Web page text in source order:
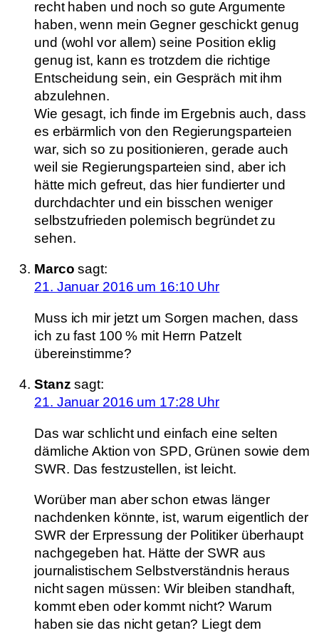
recht haben und noch so gute Argumente
haben, wenn mein Gegner geschickt genug
und (wohl vor allem) seine Position eklig
genug ist, kann es trotzdem die richtige
Entscheidung sein, ein Gespräch mit ihm
abzulehnen.
Wie gesagt, ich finde im Ergebnis auch, dass
es erbärmlich von den Regierungsparteien
war, sich so zu positionieren, gerade auch
weil sie Regierungsparteien sind, aber ich
hätte mich gefreut, das hier fundierter und
durchdachter und ein bisschen weniger
selbstzufrieden polemisch begründet zu
sehen.
Marco sagt:
21. Januar 2016 um 16:10 Uhr
Muss ich mir jetzt um Sorgen machen, dass
ich zu fast 100 % mit Herrn Patzelt
übereinstimme?
Stanz sagt:
21. Januar 2016 um 17:28 Uhr
Das war schlicht und einfach eine selten
dämliche Aktion von SPD, Grünen sowie dem
SWR. Das festzustellen, ist leicht.
Worüber man aber schon etwas länger
nachdenken könnte, ist, warum eigentlich der
SWR der Erpressung der Politiker überhaupt
nachgegeben hat. Hätte der SWR aus
journalistischem Selbstverständnis heraus
nicht sagen müssen: Wir bleiben standhaft,
kommt eben oder kommt nicht? Warum
haben sie das nicht getan? Liegt dem